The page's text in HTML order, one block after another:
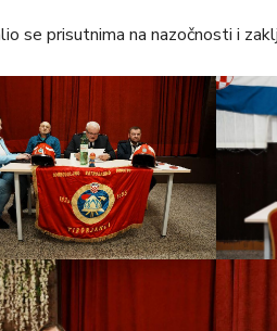
se prisutnima na nazočnosti i